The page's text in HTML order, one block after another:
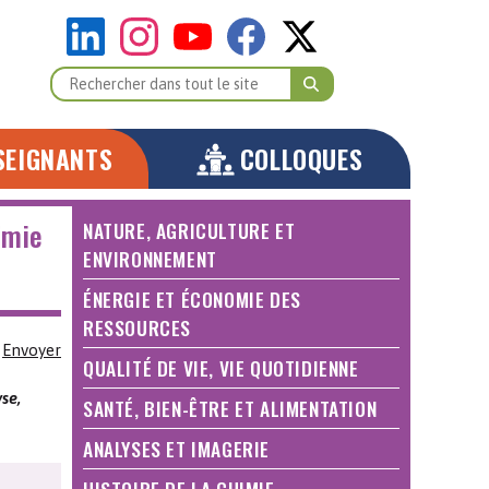
COLLOQUES
Envoyer
NATURE, AGRICULTURE ET
ENVIRONNEMENT
ÉNERGIE ET ÉCONOMIE DES
RESSOURCES
QUALITÉ DE VIE, VIE QUOTIDIENNE
SANTÉ, BIEN-ÊTRE ET ALIMENTATION
ANALYSES ET IMAGERIE